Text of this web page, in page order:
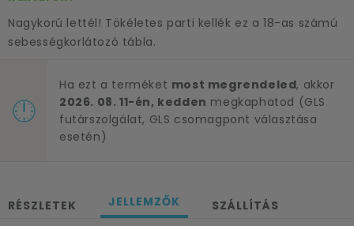
Nagykorú lettél! Tökéletes parti kellék ez a 18-as számú
sebességkorlátozó tábla.
Ha ezt a terméket most megrendeled, akkor
2026. 08. 11-én, kedden megkaphatod (GLS
futárszolgálat, GLS csomagpont választása
esetén)
RÉSZLETEK JELLEMZŐK SZÁLLÍTÁS